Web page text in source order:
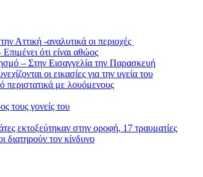
Αττική -αναλυτικά οι περιοχές
ότι είναι αθώος
– Στην Εισαγγελία την Παρασκευή
οι εικασίες για την υγεία του
περιστατικά με λουόμενους
τους γονείς του
εκτοξεύτηκαν στην οροφή, 17 τραυματίες
διατηρούν τον κίνδυνο